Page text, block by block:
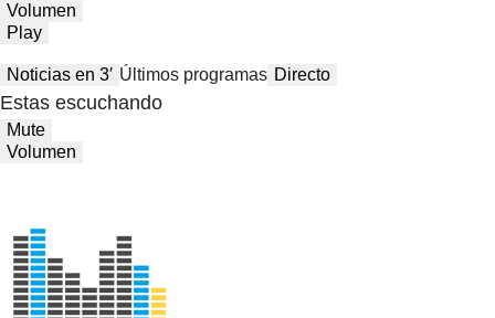
Volumen
Play
Noticias en 3′ Últimos programas Directo
Estas escuchando
Mute
Volumen